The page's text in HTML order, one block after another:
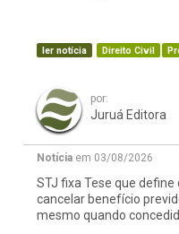
ler notícia Direito Civil
por:
Juruá Editora
Notícia em 03/08/2026
STJ fixa Tese que
cancelar benefício
mesmo quando